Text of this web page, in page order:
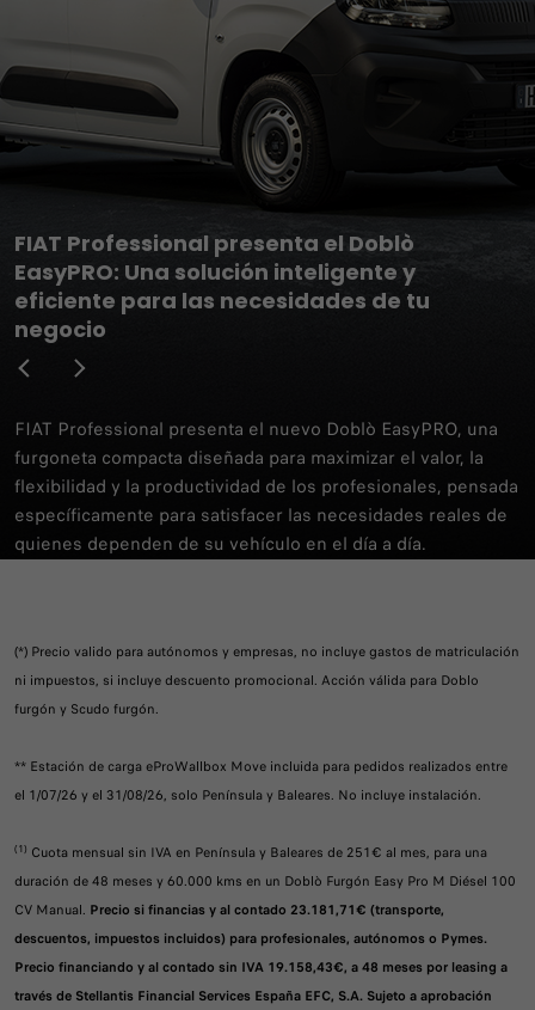
FIAT Professional presenta el Doblò
EasyPRO: Una solución inteligente y
eficiente para las necesidades de tu
negocio
FIAT Professional presenta el nuevo Doblò EasyPRO, una
furgoneta compacta diseñada para maximizar el valor, la
flexibilidad y la productividad de los profesionales, pensada
específicamente para satisfacer las necesidades reales de
quienes dependen de su vehículo en el día a día.
(*) Precio valido para autónomos y empresas, no incluye gastos de matriculación
ni impuestos, si incluye descuento promocional. Acción válida para Doblo
furgón y Scudo furgón.
** Estación de carga eProWallbox Move incluida para pedidos realizados entre
el 1/07/26 y el 31/08/26, solo Península y Baleares. No incluye instalación.
(1) Cuota mensual sin IVA en Península y Baleares de 251€ al mes, para una
duración de 48 meses y 60.000 kms en un Doblò Furgón Easy Pro M Diésel 100
CV Manual. Precio si financias y al contado 23.181,71€ (transporte,
descuentos, impuestos incluidos) para profesionales, autónomos o Pymes.
Precio financiando y al contado sin IVA 19.158,43€, a 48 meses por leasing a
través de Stellantis Financial Services España EFC, S.A. Sujeto a aprobación